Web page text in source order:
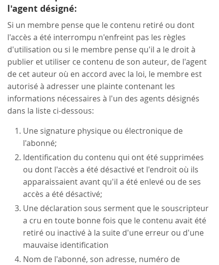
l'agent désigné:
Si un membre pense que le contenu retiré ou dont
l'accès a été interrompu n'enfreint pas les règles
d'utilisation ou si le membre pense qu'il a le droit à
publier et utiliser ce contenu de son auteur, de l'agent
de cet auteur où en accord avec la loi, le membre est
autorisé à adresser une plainte contenant les
informations nécessaires à l'un des agents désignés
dans la liste ci-dessous:
Une signature physique ou électronique de
l'abonné;
Identification du contenu qui ont été supprimées
ou dont l'accès a été désactivé et l'endroit où ils
apparaissaient avant qu'il a été enlevé ou de ses
accès a été désactivé;
Une déclaration sous serment que le souscripteur
a cru en toute bonne fois que le contenu avait été
retiré ou inactivé à la suite d'une erreur ou d'une
mauvaise identification
Nom de l'abonné, son adresse, numéro de